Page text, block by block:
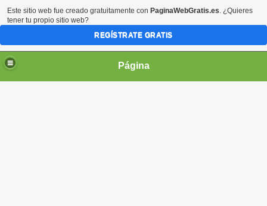
Página
Este sitio web fue creado gratuitamente con PaginaWebGratis.es. ¿Quieres
tener tu propio sitio web?
REGÍSTRATE GRATIS